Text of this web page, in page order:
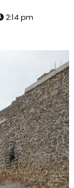
2:14 pm